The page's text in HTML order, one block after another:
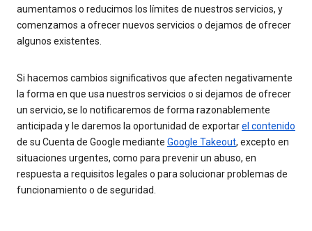
aumentamos o reducimos los límites de nuestros servicios, y
comenzamos a ofrecer nuevos servicios o dejamos de ofrecer
algunos existentes.
Si hacemos cambios significativos que afecten negativamente
la forma en que usa nuestros servicios o si dejamos de ofrecer
un servicio, se lo notificaremos de forma razonablemente
anticipada y le daremos la oportunidad de exportarel contenido
de su Cuenta de Google mediante Google Takeout, excepto en
situaciones urgentes, como para prevenir un abuso, en
respuesta a requisitos legales o para solucionar problemas de
funcionamiento o de seguridad.